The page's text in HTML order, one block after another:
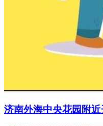
济南外海中央花园附